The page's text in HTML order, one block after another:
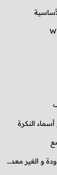
أسماء النكرة
اللغة الإنجليزية - الأسماء المعدودة و الغير معدودة